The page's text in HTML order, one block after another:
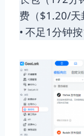
费（$1.20/天
• 不足1分钟